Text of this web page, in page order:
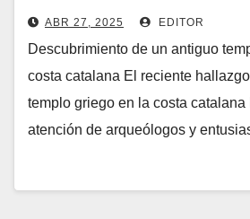
(descubrimiento
ABR 27, 2025 EDITOR
Descubrimiento de un antiguo
costa catalana El reciente
templo griego en la costa catalana
atención de arqueólogos y